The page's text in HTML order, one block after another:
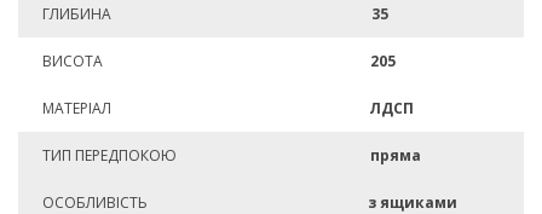
ГЛИБИНА 35
ВИСОТА 205
МАТЕРІАЛ ЛДСП
ТИП ПЕРЕДПОКОЮ пряма
ОСОБЛИВІСТЬ з ящиками